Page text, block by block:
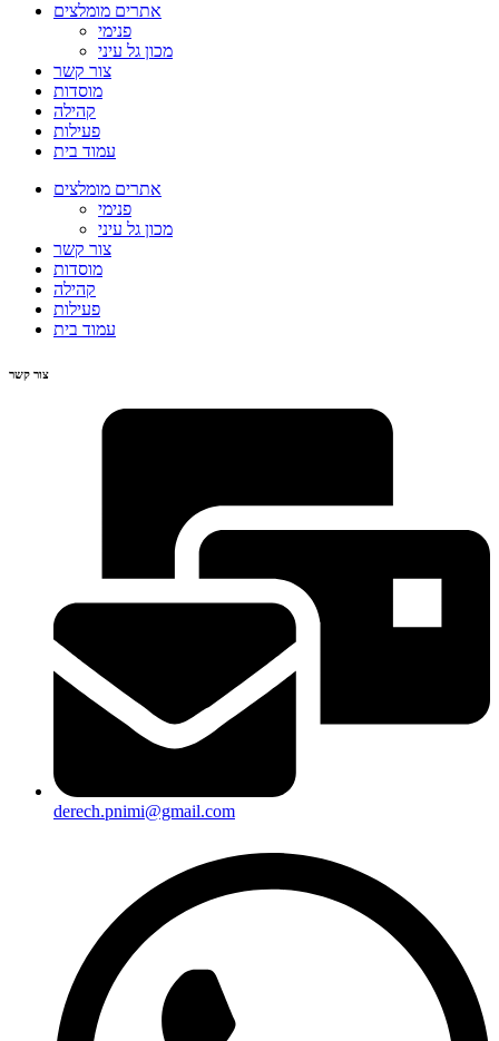
אתרים מומלצים
פנימי
מכון גל עיני
צור קשר
מוסדות
קהילה
פעילות
עמוד בית
אתרים מומלצים
פנימי
מכון גל עיני
צור קשר
מוסדות
קהילה
פעילות
עמוד בית
צור קשר
derech.pnimi@gmail.com